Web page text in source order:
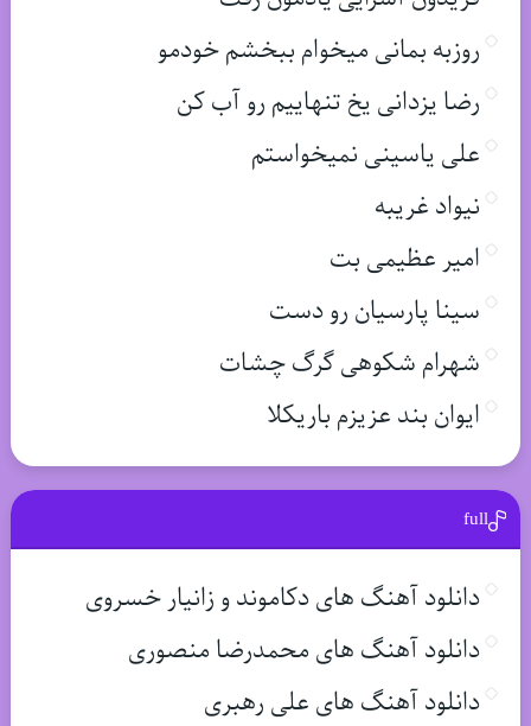
روزبه بمانی میخوام ببخشم خودمو
رضا یزدانی یخ تنهاییم رو آب کن
علی یاسینی نمیخواستم
نیواد غریبه
امیر عظیمی بت
سینا پارسیان رو دست
شهرام شکوهی گرگ چشات
ایوان بند عزیزم باریکلا
full
دانلود آهنگ های دکاموند و زانیار خسروی
دانلود آهنگ های محمدرضا منصوری
دانلود آهنگ های علی رهبری